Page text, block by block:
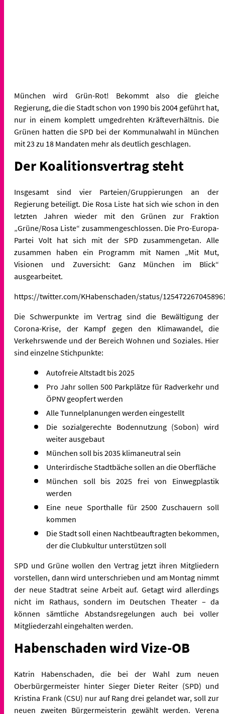
München wird Grün-Rot! Bekommt also die gleiche
Regierung, die die Stadt schon von 1990 bis 2004 geführt hat,
nur in einem komplett umgedrehten Kräfteverhältnis. Die
Grünen hatten die SPD bei der Kommunalwahl in München
mit 23 zu 18 Mandaten mehr als deutlich geschlagen.
Der Koalitionsvertrag steht
Insgesamt sind vier Parteien/Gruppierungen an der
Regierung beteiligt. Die Rosa Liste hat sich wie schon in den
letzten Jahren wieder mit den Grünen zur Fraktion
„Grüne/Rosa Liste“ zusammengeschlossen. Die Pro-Europa-
Partei Volt hat sich mit der SPD zusammengetan. Alle
zusammen haben ein Programm mit Namen „Mit Mut,
Visionen und Zuversicht: Ganz München im Blick“
ausgearbeitet.
https://twitter.com/KHabenschaden/status/
Die Schwerpunkte im Vertrag sind die Bewältigung der
Corona-Krise, der Kampf gegen den Klimawandel, die
Verkehrswende und der Bereich Wohnen und Soziales. Hier
sind einzelne Stichpunkte:
Autofreie Altstadt bis 2025
Pro Jahr sollen 500 Parkplätze für Radverkehr und
ÖPNV geopfert werden
Alle Tunnelplanungen werden eingestellt
Die sozialgerechte Bodennutzung (Sobon) wird
weiter ausgebaut
München soll bis 2035 klimaneutral sein
Unterirdische Stadtbäche sollen an die Oberfläche
München soll bis 2025 frei von Einwegplastik
werden
Eine neue Sporthalle für 2500 Zuschauern soll
kommen
Die Stadt soll einen Nachtbeauftragten bekommen,
der die Clubkultur unterstützen soll
SPD und Grüne wollen den Vertrag jetzt ihren Mitgliedern
vorstellen, dann wird unterschrieben und am Montag nimmt
der neue Stadtrat seine Arbeit auf. Getagt wird allerdings
nicht im Rathaus, sondern im Deutschen Theater – da
können sämtliche Abstandsregelungen auch bei voller
Mitgliederzahl eingehalten werden.
Habenschaden wird Vize-OB
Katrin Habenschaden, die bei der Wahl zum neuen
Oberbürgermeister hinter Sieger Dieter Reiter (SPD) und
Kristina Frank (CSU) nur auf Rang drei gelandet war, soll zur
neuen zweiten Bürgermeisterin gewählt werden. Verena